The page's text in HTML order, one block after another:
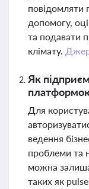
повідомляти
допомогу,
та подавати
клімату.
Як
Для
ведення
проблеми та
можна
таких як